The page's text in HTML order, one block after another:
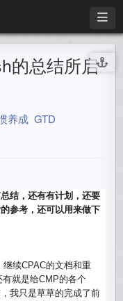
的总结所启
养成 GTD
结，还有有计划，还要
参考，还可以用来做下
继续CPAC的文档和重
有就是给CMP的各个
我只是草草的完成了前